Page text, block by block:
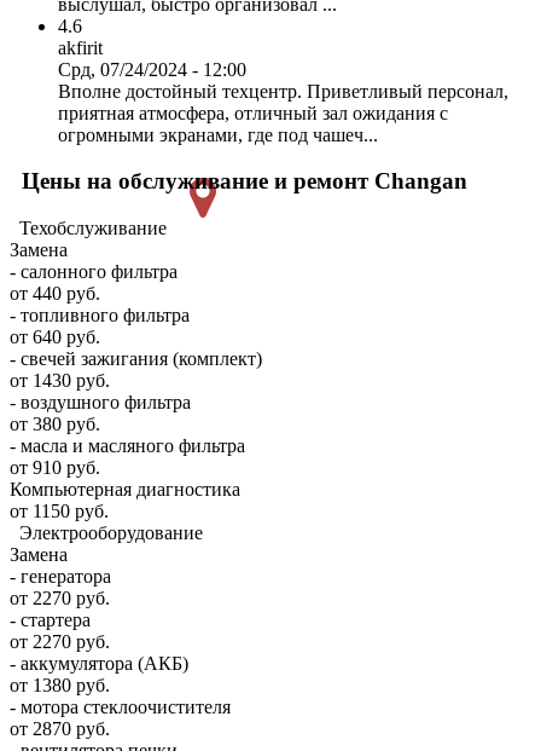
4.6
akfirit
Срд, 07/24/2024 - 12:00
Вполне достойный техцентр. Приветливый персонал,
приятная атмосфера, отличный зал ожидания с
огромными экранами, где под чашеч...
Цены на обслуживание и ремонт Changan
Техобслуживание
Замена
- салонного фильтра
от 440 руб.
- топливного фильтра
от 640 руб.
- свечей зажигания (комплект)
от 1430 руб.
- воздушного фильтра
от 380 руб.
- масла и масляного фильтра
от 910 руб.
Компьютерная диагностика
от 1150 руб.
Электрооборудование
Замена
- генератора
от 2270 руб.
- стартера
от 2270 руб.
- аккумулятора (АКБ)
от 1380 руб.
- мотора стеклоочистителя
от 2870 руб.